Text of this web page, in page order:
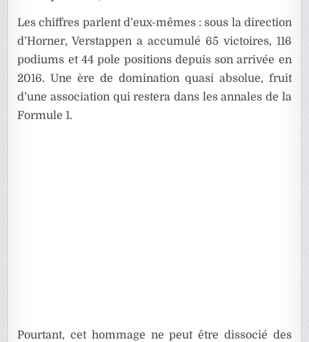
Les chiffres parlent d’eux-mêmes : sous la direction
d’Horner, Verstappen a accumulé 65 victoires, 116
podiums et 44 pole positions depuis son arrivée en
2016. Une ère de domination quasi absolue, fruit
d’une association qui restera dans les annales de la
Formule 1.
Pourtant, cet hommage ne peut être dissocié des